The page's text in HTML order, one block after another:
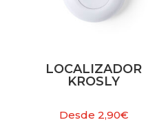
LOCALIZADOR
KROSLY
Desde 2,90€